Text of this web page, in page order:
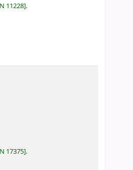
11228 .
17375 .